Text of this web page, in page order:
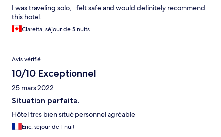
I was traveling solo, I felt safe and would definitely recommend
this hotel.
Claretta, séjour de 5 nuits
Avis vérifié
10/10 Exceptionnel
25 mars 2022
Situation parfaite.
Hôtel très bien situé personnel agréable
Eric, séjour de 1 nuit